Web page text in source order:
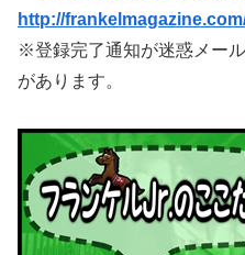
http://
※登録完了通知が迷惑メー
があります。